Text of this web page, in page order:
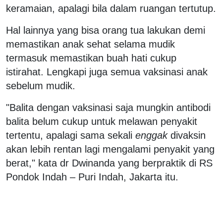
keramaian, apalagi bila dalam ruangan tertutup.
Hal lainnya yang bisa orang tua lakukan demi
memastikan anak sehat selama mudik
termasuk memastikan buah hati cukup
istirahat. Lengkapi juga semua vaksinasi anak
sebelum mudik.
"Balita dengan vaksinasi saja mungkin antibodi
balita belum cukup untuk melawan penyakit
tertentu, apalagi sama sekali enggakdivaksin
akan lebih rentan lagi mengalami penyakit yang
berat," kata dr Dwinanda yang berpraktik di RS
Pondok Indah – Puri Indah, Jakarta itu.